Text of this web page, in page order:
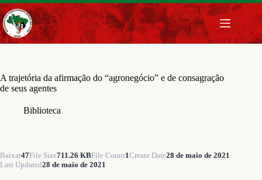
Pular
para
o
conteúdo
A trajetória da afirmação do “agronegócio” e de consagração
de seus agentes
Biblioteca
Baixar47File Size711.26 KBFile Count1Create Date28 de maio de 2021
Last Updated28 de maio de 2021